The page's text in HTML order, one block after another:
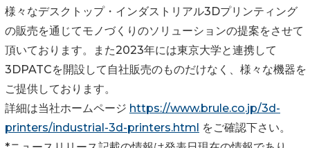
様々なデスクトップ・インダストリアル3Dプリンティング
の販売を通じてモノづくりのソリューションの提案をさせて
頂いております。また2023年には東京大学と連携して
3DPATCを開設して自社販売のものだけなく、様々な機器を
ご提供しております。
詳細は当社ホームページ https://www.brule.co.jp/3d-
printers/industrial-3d-printers.html をご確認下さい。